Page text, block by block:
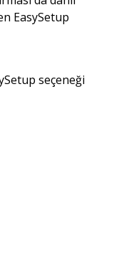
EasySetup
seçeneği